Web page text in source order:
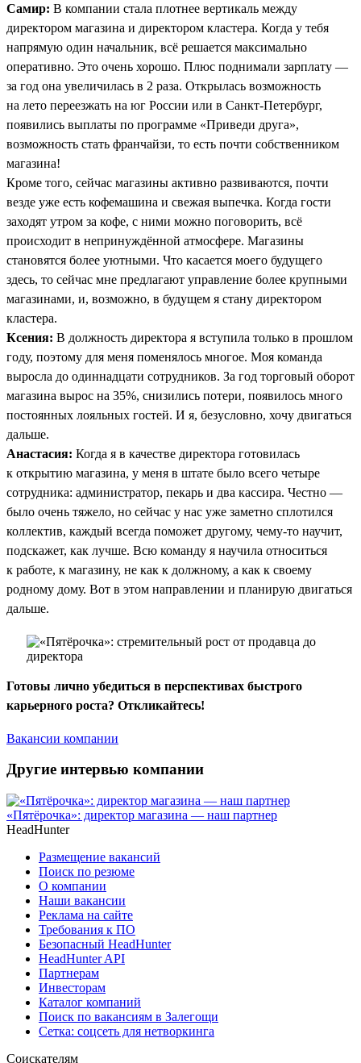
Самир: В компании стала плотнее вертикаль между
директором магазина и директором кластера. Когда у тебя
напрямую один начальник, всё решается максимально
оперативно. Это очень хорошо. Плюс поднимали зарплату —
за год она увеличилась в 2 раза. Открылась возможность
на лето переезжать на юг России или в Санкт-Петербург,
появились выплаты по программе «Приведи друга»,
возможность стать франчайзи, то есть почти собственником
магазина!
Кроме того, сейчас магазины активно развиваются, почти
везде уже есть кофемашина и свежая выпечка. Когда гости
заходят утром за кофе, с ними можно поговорить, всё
происходит в непринуждённой атмосфере. Магазины
становятся более уютными. Что касается моего будущего
здесь, то сейчас мне предлагают управление более крупными
магазинами, и, возможно, в будущем я стану директором
кластера.
Ксения: В должность директора я вступила только в прошлом
году, поэтому для меня поменялось многое. Моя команда
выросла до одиннадцати сотрудников. За год торговый оборот
магазина вырос на 35%, снизились потери, появилось много
постоянных лояльных гостей. И я, безусловно, хочу двигаться
дальше.
Анастасия: Когда я в качестве директора готовилась
к открытию магазина, у меня в штате было всего четыре
сотрудника: администратор, пекарь и два кассира. Честно —
было очень тяжело, но сейчас у нас уже заметно сплотился
коллектив, каждый всегда поможет другому, чему-то научит,
подскажет, как лучше. Всю команду я научила относиться
к работе, к магазину, не как к должному, а как к своему
родному дому. Вот в этом направлении и планирую двигаться
дальше.
Готовы лично убедиться в перспективах быстрого
карьерного роста? Откликайтесь!
Вакансии компании
Другие интервью компании
«Пятёрочка»: директор магазина — наш партнер
HeadHunter
Размещение вакансий
Поиск по резюме
О компании
Наши вакансии
Реклама на сайте
Требования к ПО
Безопасный HeadHunter
HeadHunter API
Партнерам
Инвесторам
Каталог компаний
Поиск по вакансиям в Залегощи
Сетка: соцсеть для нетворкинга
Соискателям